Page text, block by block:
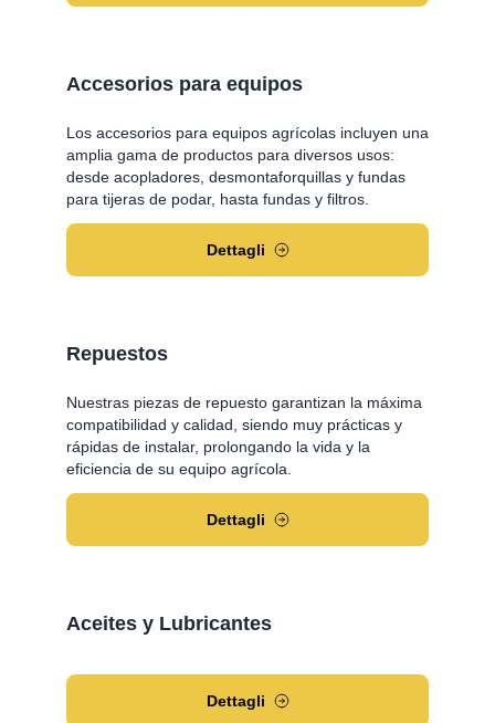
Accesorios para equipos
Los accesorios para equipos agrícolas incluyen una
amplia gama de productos para diversos usos:
desde acopladores, desmontaforquillas y fundas
para tijeras de podar, hasta fundas y filtros.
Dettagli
Repuestos
Nuestras piezas de repuesto garantizan la máxima
compatibilidad y calidad, siendo muy prácticas y
rápidas de instalar, prolongando la vida y la
eficiencia de su equipo agrícola.
Dettagli
Aceites y Lubricantes
Dettagli